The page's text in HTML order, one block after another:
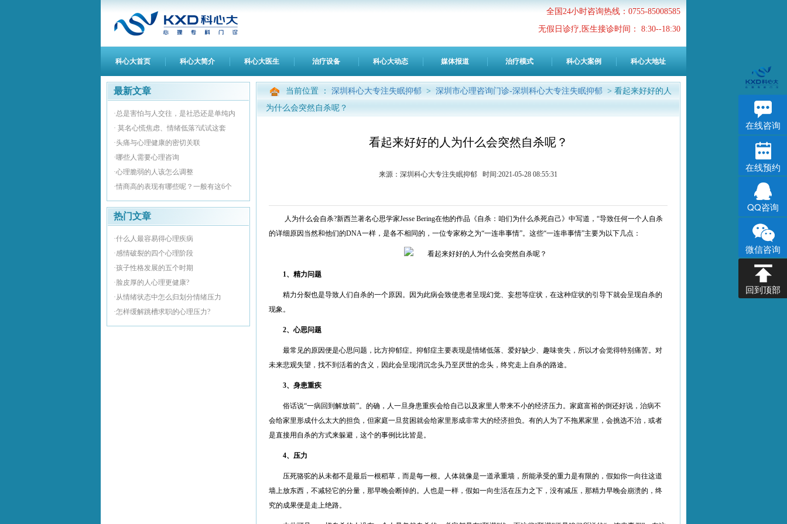
全国24小时咨询热线：0755-85008585
无假日诊疗,医生接诊时间： 8:30--18:30
科心大首页 科心大简介 科心大医生 治疗设备 科心大动态 媒体报道 治疗模式 科心大案例 科心大地址
最新文章
·总是害怕与人交往，是社恐还是单纯内
· 莫名心慌焦虑、情绪低落?试试这套
·头痛与心理健康的密切关联
·哪些人需要心理咨询
·心理脆弱的人该怎么调整
·情商高的表现有哪些呢？一般有这6个
热门文章
·什么人最容易得心理疾病
·感情破裂的四个心理阶段
·孩子性格发展的五个时期
·脸皮厚的人心理更健康?
·从情绪状态中怎么归划分情绪压力
·怎样缓解跳槽求职的心理压力?
当前位置 ： 深圳科心大专注失眠抑郁 > 深圳市心理咨询门诊-深圳科心大专注失眠抑郁 > 看起来好好的人
为什么会突然自杀呢？
看起来好好的人为什么会突然自杀呢？
来源：深圳科心大专注失眠抑郁 时间:2021-05-28 08:55:31
人为什么会自杀?新西兰著名心思学家Jesse Bering在他的作品《自杀：咱们为什么杀死自己》中写道，“导致任何一个人自杀
的详细原因当然和他们的DNA一样，是各不相同的，一位专家称之为“一连串事情”。这些“一连串事情”主要为以下几点：
1、精力问题
精力分裂也是导致人们自杀的一个原因。因为此病会致使患者呈现幻觉、妄想等症状，在这种症状的引导下就会呈现自杀的
现象。
2、心思问题
最常见的原因便是心思问题，比方抑郁症。抑郁症主要表现是情绪低落、爱好缺少、趣味丧失，所以才会觉得特别痛苦。对
未来悲观失望，找不到活着的含义，因此会呈现消沉念头乃至厌世的念头，终究走上自杀的路途。
3、身患重疾
俗话说“一病回到解放前”。的确，人一旦身患重疾会给自己以及家里人带来不小的经济压力。家庭富裕的倒还好说，治病不
会给家里形成什么太大的担负，但家庭一旦贫困就会给家里形成非常大的经济担负。有的人为了不拖累家里，会挑选不治，或者
是直接用自杀的方式来躲避，这个的事例比比皆是。
4、压力
压死骆驼的从未都不是最后一根稻草，而是每一根。人体就像是一道承重墙，所能承受的重力是有限的，假如你一向往这道
墙上放东西，不减轻它的分量，那早晚会断掉的。人也是一样，假如一向生活在压力之下，没有减压，那精力早晚会崩溃的，终
究的成果便是走上绝路。
在线咨询
在线预约
QQ咨询
微信咨询
回到顶部